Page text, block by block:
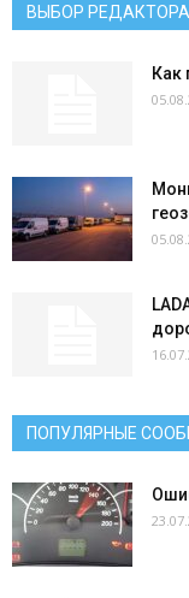
ВЫБОР РЕДАКТОРА
Как
ПОПУЛЯРНЫЕ